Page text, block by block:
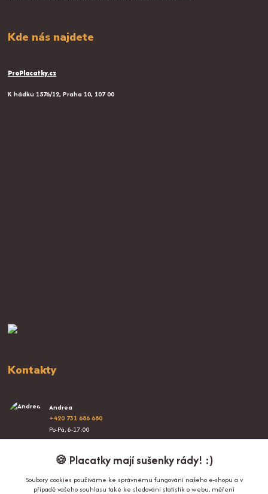
Kde nás najdete
ProPlacatky.cz
K hádku 1576/12, Praha 10, 107 00
Kontakty
Andrea
+420 731 686 680
Po-Pá, 8-17:00
info@proplacatky.cz🍪 Placatky mají sušenky rády! :)
Soubory cookies používáme ke správnému fungování našeho e-shopu a v
případě vašeho souhlasu také ke sledování statistik o webu, měření